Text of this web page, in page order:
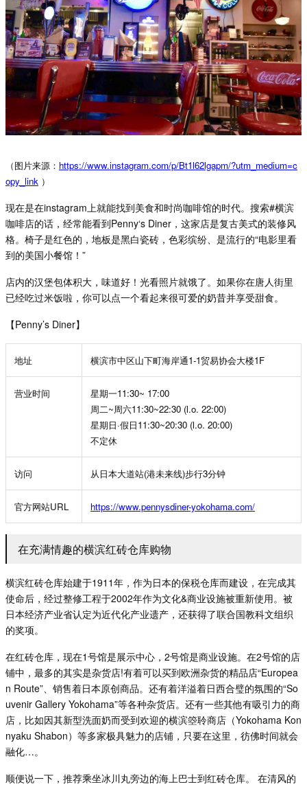
（图片来源： https://www.instagram.com/p/Bt1l62lgapm/?utm_medium=c
opy_link ）
现在是在instagram 上就能找到美食和时尚咖啡馆的时代。搜索#横滨
咖啡店的话，经常能看到Penny‘s Diner ，这家店是复古美式的装修风
格。椅子是红色的，地板是黑白瓷砖，色彩缤纷、是流行的“电影里看
到的美国小餐馆！ ”
店内的汉堡包体积大，味道好！光看照片就饿了。如果你在唐人街里
已经吃过米饭啦，你可以点一个看起来很可爱的奶昔并享受甜食。
【Penny’s Diner】
地址 横滨市中区山下町海岸通1-1贸易协会大楼1F
营业时间 星期一11:30~ 17:00
周二~周六11:30~22:30 (l.o. 22:00)
星期日·假日11:30~20:30 (l.o. 20:00)
不定休
访问 从日本大道站(港未来线)步行3分钟
官方网站URL https://www.pennysdiner-yokohama.com/
在充满情趣的横滨红砖仓库购物
横滨红砖仓库始建于1911年，作为日本的保税仓库而建设，在完成其
使命后，经过整修工程于2002年作为文化&商业设施被重新使用。被
日本经济产业省认定为近代化产业遗产，还获得了联合国教科文组织
的奖项。
在红砖仓库，现在1号馆是展示中心， 2号馆是商业设施。在2号馆的店
铺中，最多的其实是杂货店!有着可以买到欧洲杂货的精品店“Europea
n Route” 、销售着日本原创商品。还有着洋溢着日西合璧的氛围的“So
uvenir Gallery Yokohama”等各种杂货店。还有一些其他有吸引力的商
店，比如因其新型洗面奶而受到欢迎的横滨箜聆商店（Yokohama Kon
nyaku Shabon）等多家极具魅力的店铺，只要在这里，彷佛时间就会
融化…。
顺便说一下，推荐乘坐冰川丸旁边的海上巴士到红砖仓库。
在清风的